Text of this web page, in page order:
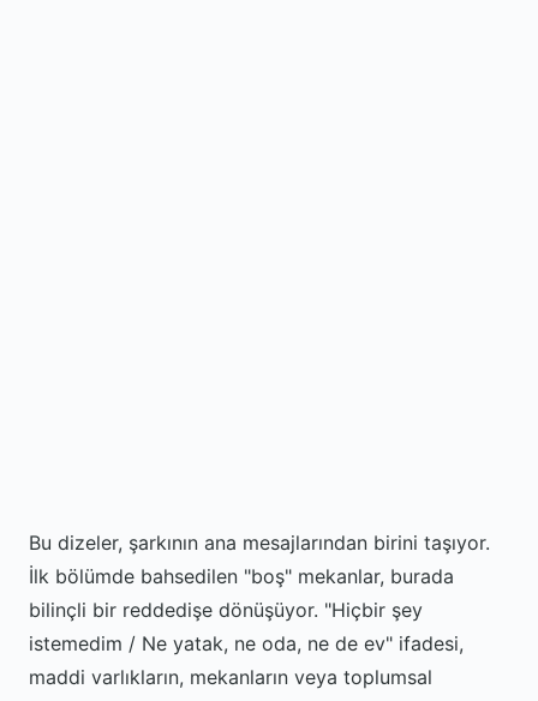
Bu dizeler, şarkının ana mesajlarından birini taşıyor.
İlk bölümde bahsedilen "boş" mekanlar, burada
bilinçli bir reddedişe dönüşüyor. "Hiçbir şey
istemedim / Ne yatak, ne oda, ne de ev" ifadesi,
maddi varlıkların, mekanların veya toplumsal